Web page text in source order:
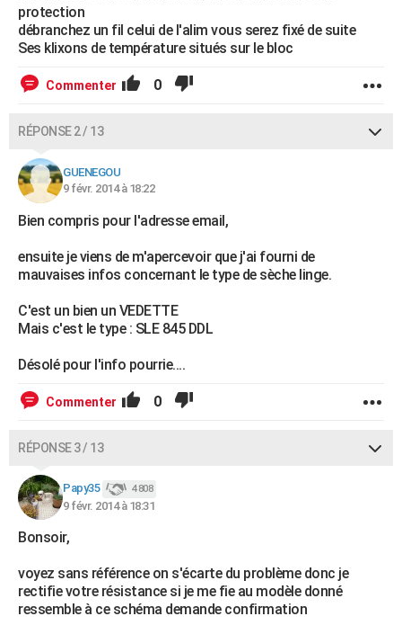
protection
débranchez un fil celui de l'alim vous serez fixé de suite
Ses klixons de température situés sur le bloc
Commenter 0
RÉPONSE 2 / 13
GUENEGOU
9 févr. 2014 à 18:22
Bien compris pour l'adresse email,
ensuite je viens de m'apercevoir que j'ai fourni de
mauvaises infos concernant le type de sèche linge.
C'est un bien un VEDETTE
Mais c'est le type : SLE 845 DDL
Désolé pour l'info pourrie....
Commenter 0
RÉPONSE 3 / 13
Papy35 4 808
9 févr. 2014 à 18:31
Bonsoir,
voyez sans référence on s'écarte du problème donc je
rectifie votre résistance si je me fie au modèle donné
ressemble à ce schéma demande confirmation